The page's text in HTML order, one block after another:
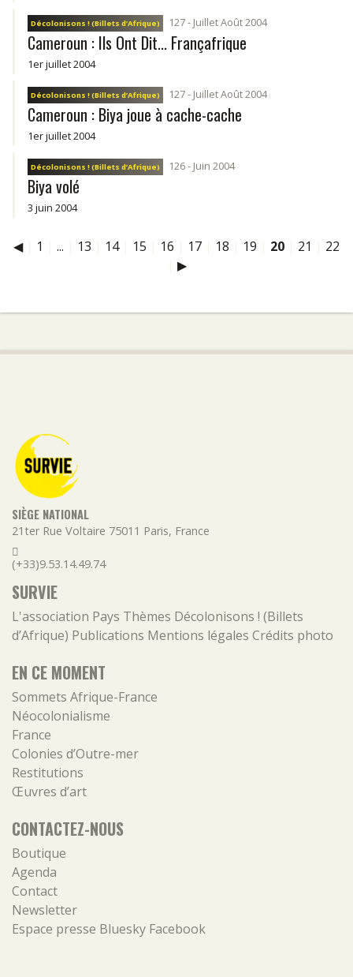
Décolonisons ! (Billets d’Afrique) 127 - Juillet Août 2004
Cameroun : Ils Ont Dit... Françafrique
1er juillet 2004
Décolonisons ! (Billets d’Afrique) 127 - Juillet Août 2004
Cameroun : Biya joue à cache-cache
1er juillet 2004
Décolonisons ! (Billets d’Afrique) 126 - Juin 2004
Biya volé
3 juin 2004
◀| 1 ... 13 14| 15 16 17 18 19 20 21
22
▶
SIÈGE NATIONAL
21ter Rue Voltaire 75011 Paris, France
(+33)9.53.14.49.74
SURVIE
L'association Pays Thèmes Décolonisons ! (Billets
d’Afrique) Publications Mentions légales Crédits photo
EN CE MOMENT
Sommets Afrique-France
Néocolonialisme
France
Colonies d’Outre-mer
Restitutions
Œuvres d’art
CONTACTEZ-NOUS
Boutique
Agenda
Contact
Newsletter
Espace presse Bluesky Facebook